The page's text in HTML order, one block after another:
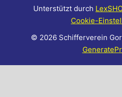
Unterstützt durch
Cookie-
© 2026 Schifferverein